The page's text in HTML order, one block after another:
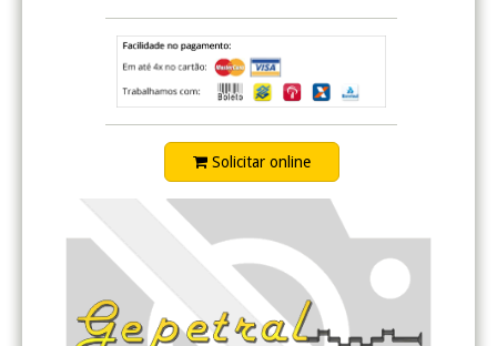
Solicitar online